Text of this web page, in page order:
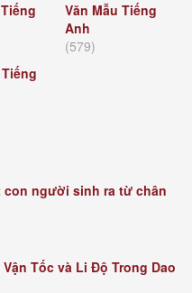
Văn Mẫu Tiếng
Anh
(579)
con người sinh ra từ chân
Tốc và Li Độ Trong Dao